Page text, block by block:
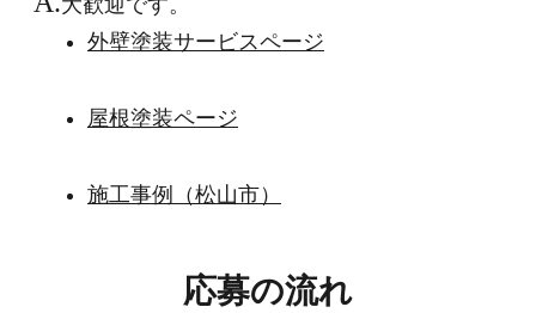
大歓迎です。
外壁塗装サービスページ
屋根塗装ページ
施工事例（松山市）
応募の流れ